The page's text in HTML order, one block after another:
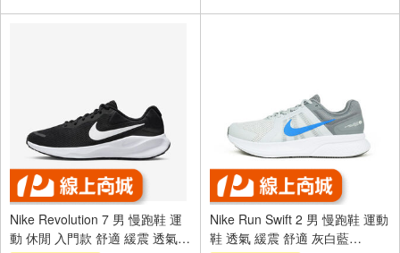
Nike Revolution 7 男 慢跑鞋 運
動 休閒 入門款 舒適 緩震 透氣
Nike Run Swift 2 男 慢跑鞋 運動
鞋 透氣 緩震 舒適 灰白藍